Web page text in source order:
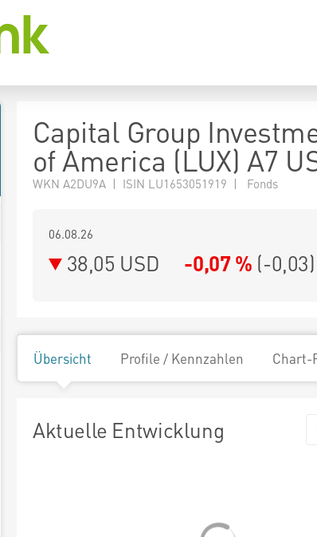
Capital Group
of America (LUX) A7
WKN A2DU9A | ISIN LU1653051919 | Fonds
06.08.26
38,05 USD -0,07 % (-0,03)
Übersicht Profile / Kennzahlen Chart-
Aktuelle Entwicklung